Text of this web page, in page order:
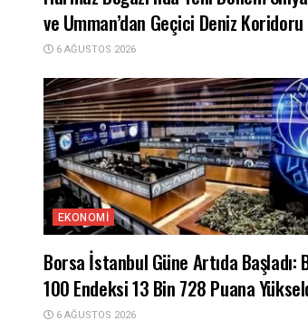
ve Umman’dan Geçici Deniz Koridoru
6 AĞUSTOS 2026
EKONOMI
Borsa İstanbul Güne Artıda Başladı:
100 Endeksi 13 Bin 728 Puana
6 AĞUSTOS 2026